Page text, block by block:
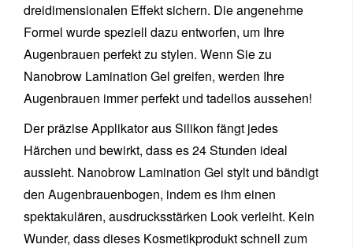
dreidimensionalen Effekt sichern. Die angenehme
Formel wurde speziell dazu entworfen, um Ihre
Augenbrauen perfekt zu stylen. Wenn Sie zu
Nanobrow Lamination Gel greifen, werden Ihre
Augenbrauen immer perfekt und tadellos aussehen!
Der präzise Applikator aus Silikon fängt jedes
Härchen und bewirkt, dass es 24 Stunden ideal
aussieht. Nanobrow Lamination Gel stylt und bändigt
den Augenbrauenbogen, indem es ihm einen
spektakulären, ausdrucksstärken Look verleiht. Kein
Wunder, dass dieses Kosmetikprodukt schnell zum